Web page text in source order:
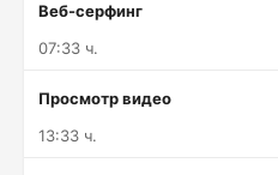
Веб-серфинг
07:33 ч.
Просмотр видео
13:33 ч.